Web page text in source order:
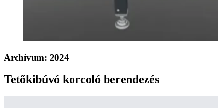
Archívum: 2024
Tetőkibúvó korcoló berendezés